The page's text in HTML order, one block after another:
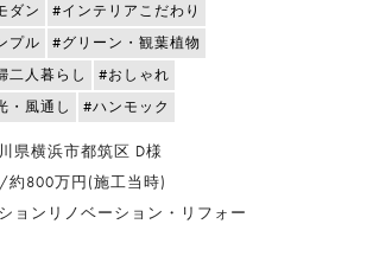
ダン
#インテリアこだわり
プル
#グリーン・観葉植物
二人暮らし
#おしゃれ
・風通し
#ハンモック
県横浜市都筑区 D様
約800万円(施工当時)
ョンリノベーション・リフォー